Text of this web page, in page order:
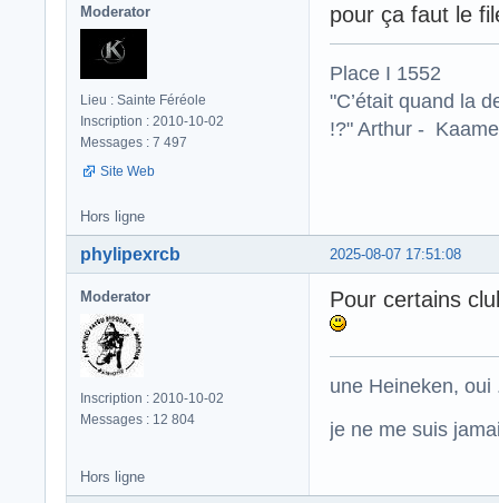
Moderator
Lieu : Sainte Féréole
Inscription : 2010-10-02
Messages : 7 497
Site Web
pour ça faut le
Place I 1552
"C’était quand la
!?" Arthur -
Hors ligne
2025-08-07 17:51:08
phylipexrcb
Moderator
Inscription : 2010-10-02
Messages : 12 804
Pour certains
une Heineken,
je ne me suis
Hors ligne